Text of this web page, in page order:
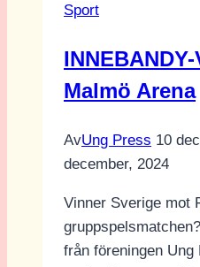
Sport
Malmö Arena
AvUng Press 10
december, 2024
Vinner Sverige mot
från föreningen